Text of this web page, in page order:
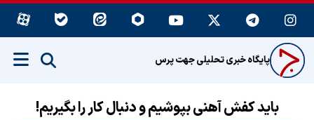
پایگاه خبری تحلیلی جهت پرس
باید کفش آهنی بپوشیم و دنبال کار را بگیریم!